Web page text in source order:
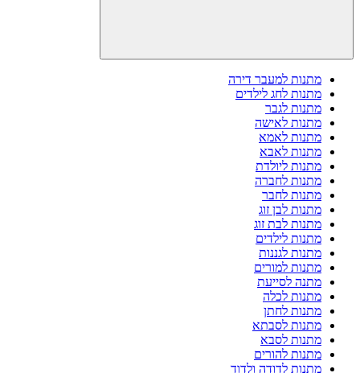
מתנות למעבר דירה
מתנות לחג לילדים
מתנות לגבר
מתנות לאישה
מתנות לאמא
מתנות לאבא
מתנות ליולדת
מתנות לחברה
מתנות לחבר
מתנות לבן זוג
מתנות לבת זוג
מתנות לילדים
מתנות לגננות
מתנות למורים
מתנה לסייעת
מתנות לכלה
מתנות לחתן
מתנות לסבתא
מתנות לסבא
מתנות להורים
מתנות לדודה ולדוד